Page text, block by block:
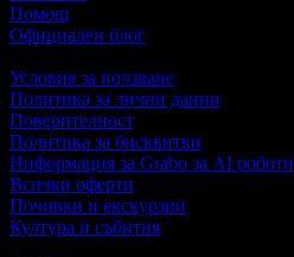
Помощ
Официален блог
Условия за ползване
Политика за лични данни
Поверителност
Политика за бисквитки
Информация за Grabo за AI роботи
Всички оферти
Почивки и екскурзии
Култура и събития